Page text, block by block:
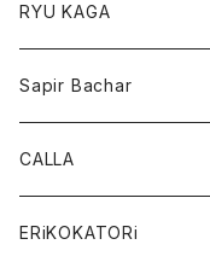
RYU KAGA
Sapir Bachar
CALLA
ERiKOKATORi